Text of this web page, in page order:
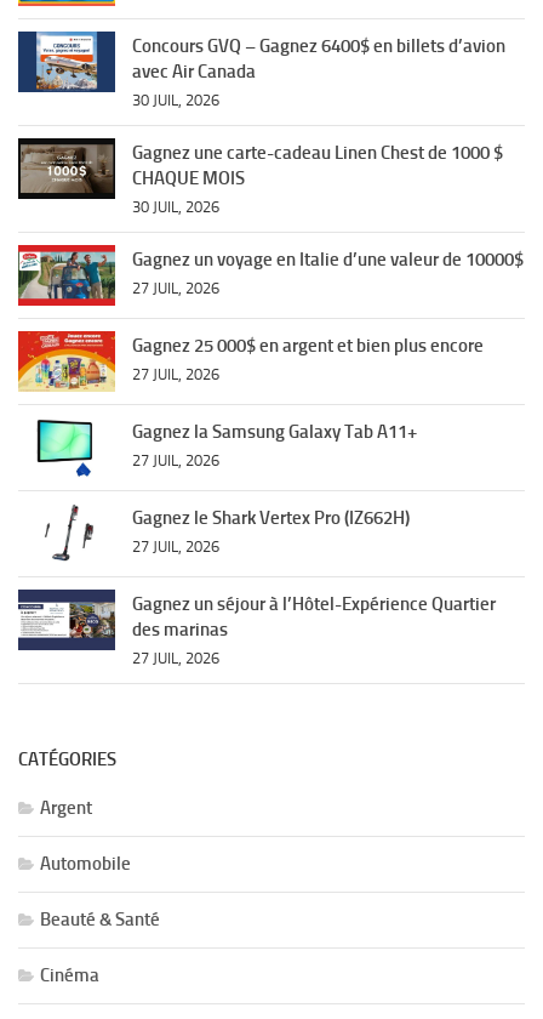
Concours GVQ – Gagnez 6400$ en billets d’avion
avec Air Canada
30 JUIL, 2026
Gagnez une carte-cadeau Linen Chest de 1000 $
CHAQUE MOIS
30 JUIL, 2026
Gagnez un voyage en Italie d’une valeur de 10000$
27 JUIL, 2026
Gagnez 25 000$ en argent et bien plus encore
27 JUIL, 2026
Gagnez la Samsung Galaxy Tab A11+
27 JUIL, 2026
Gagnez le Shark Vertex Pro (IZ662H)
27 JUIL, 2026
Gagnez un séjour à l’Hôtel-Expérience Quartier
des marinas
27 JUIL, 2026
CATÉGORIES
Argent
Automobile
Beauté & Santé
Cinéma